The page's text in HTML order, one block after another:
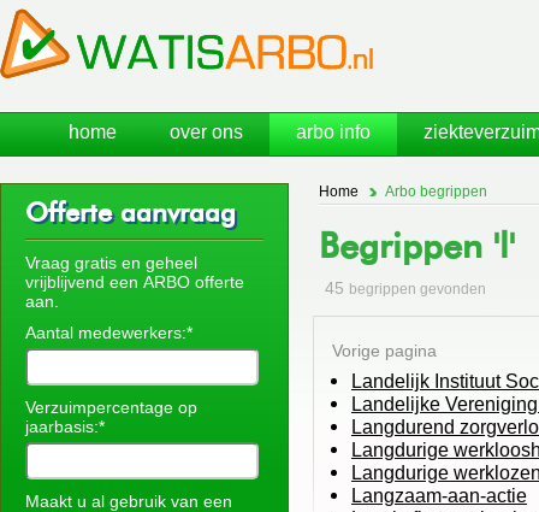
Home Arbo begrippen
Begrippen 'l'
45 begrippen gevonden
Vorige pagina
Landelijk Instituut
Landelijke
Langdurend
Langdurige
Langdurige
Langzaam-aan-actie
Offerte aanvraag
Vraag gratis en geheel
vrijblijvend een ARBO offerte
aan.
Aantal medewerkers:*
Verzuimpercentage op
jaarbasis:*
Maakt u al gebruik van een
home over ons arbo info